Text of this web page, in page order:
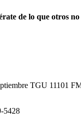
de lo que otros
TGU 11101
5428